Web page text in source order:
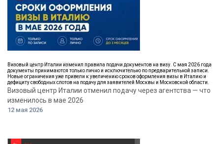
Визовый центр Италии изменил правила подачи документов на визу. С мая 2026 года
документы принимаются только лично и исключительно по предварительной записи.
Новые ограничения уже привели к увеличению сроков оформления визы в Италию и
дефициту свободных слотов на подачу для заявителей Москвы и Московской области.
Визовый центр Италии отменил подачу через агентства — что
изменилось в мае 2026
12 мая 2026